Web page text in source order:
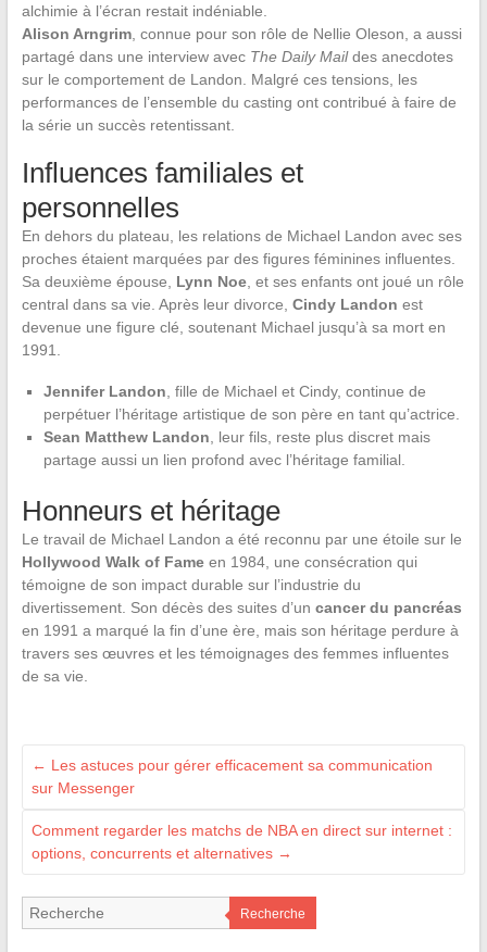
alchimie à l’écran restait indéniable.
Alison Arngrim, connue pour son rôle de Nellie Oleson, a aussi
partagé dans une interview avec The Daily Maildes anecdotes
sur le comportement de Landon. Malgré ces tensions, les
performances de l’ensemble du casting ont contribué à faire de
la série un succès retentissant.
Influences familiales et
personnelles
En dehors du plateau, les relations de Michael Landon avec ses
proches étaient marquées par des figures féminines influentes.
Sa deuxième épouse, Lynn Noe, et ses enfants ont joué un rôle
central dans sa vie. Après leur divorce, Cindy Landon est
devenue une figure clé, soutenant Michael jusqu’à sa mort en
1991.
Jennifer Landon , fille de Michael et Cindy, continue de
perpétuer l’héritage artistique de son père en tant qu’actrice.
Sean Matthew Landon , leur fils, reste plus discret mais
partage aussi un lien profond avec l’héritage familial.
Honneurs et héritage
Le travail de Michael Landon a été reconnu par une étoile sur le
Hollywood Walk of Fameen 1984, une consécration qui
témoigne de son impact durable sur l’industrie du
divertissement. Son décès des suites d’un cancer du pancréas
en 1991 a marqué la fin d’une ère, mais son héritage perdure à
travers ses œuvres et les témoignages des femmes influentes
de sa vie.
← Les astuces pour gérer efficacement sa communication
sur Messenger
Comment regarder les matchs de NBA en direct sur internet :
options, concurrents et alternatives →
Recherche